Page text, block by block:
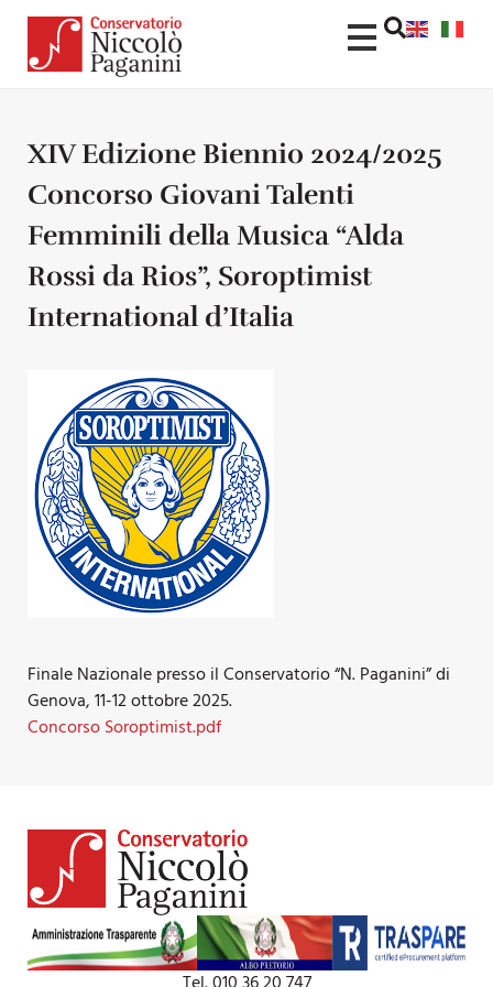
XIV Edizione Biennio 2024/2025
Concorso Giovani Talenti
Femminili della Musica “Alda
Rossi da Rios”, Soroptimist
International d’Italia
Finale Nazionale presso il Conservatorio “N. Paganini” di
Genova, 11-12 ottobre 2025.
Concorso Soroptimist.pdf